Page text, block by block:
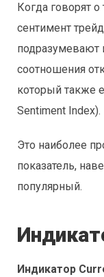
Когда говорят
сентимент
подразумевают
соотношения
который также
Sentiment Index).
Это наиболее
показатель,
популярный.
Индикатор